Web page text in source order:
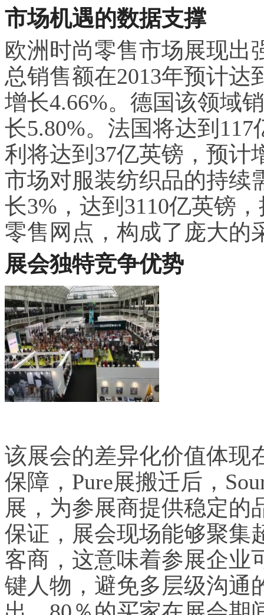
市场机遇的数据支撑
欧洲时尚零售市场展现出
总销售额在2013年预计达
增长4.66%。德国该领域
长5.80%。法国将达到
利将达到37亿英镑，预计
市场对服装纺织品的持续
长3%，达到3110亿英镑
零售网点，构成了庞大的
展会独特竞争优势
该展会的差异化价值体现
保障，Pure展搬迁后，
展，为参展商提供稳定的
保证，展会现场能够聚集
客商，这意味着参展企业
键人物，避免多层级沟通